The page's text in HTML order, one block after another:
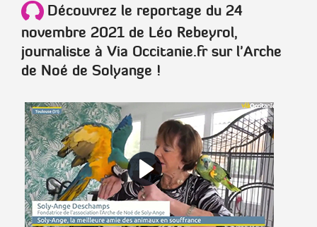
Découvrez le reportage du 24
novembre 2021 de Léo Rebeyrol,
journaliste à Via Occitanie.frsur l'Arche
de Noé de Solyange !